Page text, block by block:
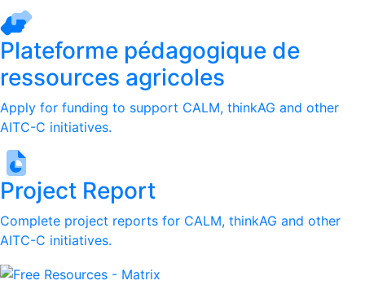
Plateforme pédagogique de
ressources agricoles
Apply for funding to support CALM, thinkAG and other
AITC-C initiatives.
Project Report
Complete project reports for CALM, thinkAG and other
AITC-C initiatives.